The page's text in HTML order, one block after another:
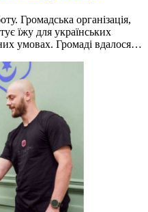
Громадська організація,
їжу для українських
умовах. Громаді вдалося…